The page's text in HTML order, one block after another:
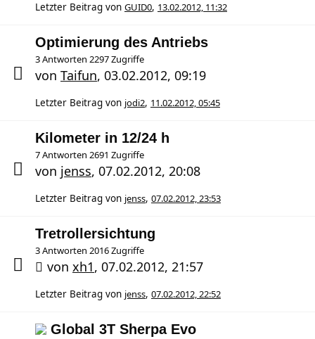
Letzter Beitrag von GUID0, 13.02.2012, 11:32
Optimierung des Antriebs
3 Antworten 2297 Zugriffe
von Taifun, 03.02.2012, 09:19
Letzter Beitrag von jodi2, 11.02.2012, 05:45
Kilometer in 12/24 h
7 Antworten 2691 Zugriffe
von jenss, 07.02.2012, 20:08
Letzter Beitrag von jenss, 07.02.2012, 23:53
Tretrollersichtung
3 Antworten 2016 Zugriffe
von xh1, 07.02.2012, 21:57
Letzter Beitrag von jenss, 07.02.2012, 22:52
Global 3T Sherpa Evo